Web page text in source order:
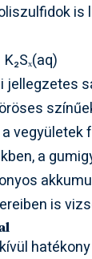
is
jellegzetes
vegyületek
a
is
hatékony